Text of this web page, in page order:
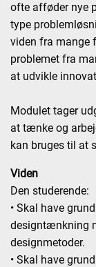
ofte afføder nye
type
viden fra mange
problemet fra
at udvikle
Modulet tager
at tænke og
kan bruges til at
Viden
Den studerende:
• Skal have
designtænkning
designmetoder.
• Skal have